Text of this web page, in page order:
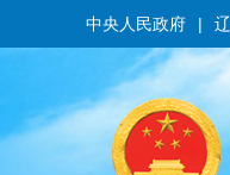
中央人民政府 |